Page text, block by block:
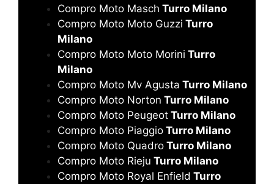
Compro Moto Masch Turro Milano
Compro Moto Moto Guzzi Turro
Milano
Compro Moto Moto Morini Turro
Milano
Compro Moto Mv Agusta Turro Milano
Compro Moto Norton Turro Milano
Compro Moto Peugeot Turro Milano
Compro Moto Piaggio Turro Milano
Compro Moto Quadro Turro Milano
Compro Moto Rieju Turro Milano
Compro Moto Royal Enfield Turro